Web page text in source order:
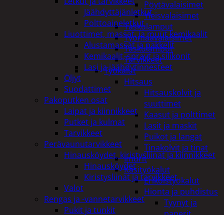
Pöytävalaisimet
Yleisvalaisimet
Taskulamput
Työmaavalaisimet
Taskulamput
Tarvikkeet
Työkalut
Hitsaus
Hitsauskolvit ja
suuttimet
Kaasut ja polttimet
Lasit ja maskit
Puikot ja langat
Tinakolvit ja tinat
Imurit
Käsityökalut
Erikoistyökalut
Hionta ja puhdistus
Tyynyt ja
Jäähdyttäjänletkut
Polttoaineletkut
Liuottimet, massat, ja muut kemikaalit
Alustamassat ja pakkelit
Kemikaalit, sprayt ja silikonit
Lasi ja jäähdytinnesteet
Öljyt
Suodattimet
Pakoputken osat
Laipat ja kiinnikkeet
Putket ja kulmat
Tarvikkeet
Perävaunutarvikkeet
Hinausköydet, kiristysliinat ja kiinnikkeet
Hinausköydet
Kiristysliinat ja tarvikkeet
Valot
Rengas ja -vannetarvikkeet
Pukit ja tunkit